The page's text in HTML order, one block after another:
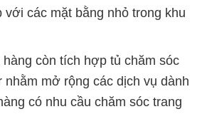
các mặt bằng nhỏ trong khu
còn tích hợp tủ chăm sóc
nhằm mở rộng các dịch vụ dành
có nhu cầu chăm sóc trang